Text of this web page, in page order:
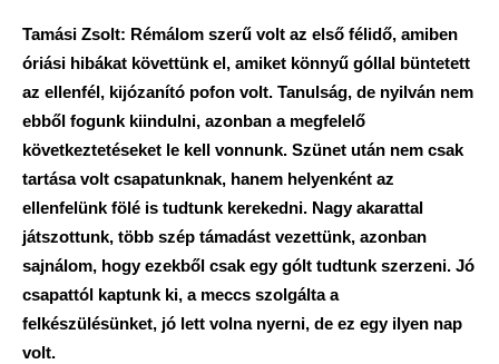
Tamási Zsolt: Rémálom szerű volt az első félidő, amiben
óriási hibákat követtünk el, amiket könnyű góllal büntetett
az ellenfél, kijózanító pofon volt. Tanulság, de nyilván nem
ebből fogunk kiindulni, azonban a megfelelő
következtetéseket le kell vonnunk. Szünet után nem csak
tartása volt csapatunknak, hanem helyenként az
ellenfelünk fölé is tudtunk kerekedni. Nagy akarattal
játszottunk, több szép támadást vezettünk, azonban
sajnálom, hogy ezekből csak egy gólt tudtunk szerzeni. Jó
csapattól kaptunk ki, a meccs szolgálta a
felkészülésünket, jó lett volna nyerni, de ez egy ilyen nap
volt.